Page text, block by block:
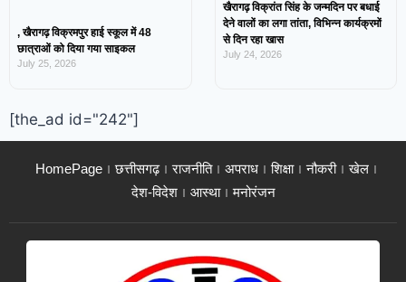
, खैरागढ़ विक्रमपुर हाई स्कूल में 48
छात्राओं को दिया गया साइकल
July 25, 2026
खैरागढ़ विक्रांत सिंह के जन्मदिन पर बधाई
देने वालों का लगा तांता, विभिन्न कार्यक्रमों
से दिन रहा खास
July 24, 2026
[the_ad id="242"]
HomePage छत्तीसगढ़ राजनीति अपराध शिक्षा नौकरी
खेल
देश-विदेश
आस्था मनोरंजन